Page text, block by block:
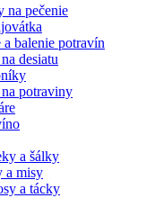
na pečenie
a balenie potravín
desiatu
potraviny
a šálky
a misy
a tácky